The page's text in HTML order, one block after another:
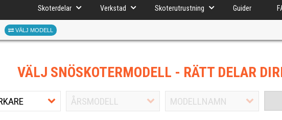
Skoterdelar Verkstad Skoterutrustning Guider
VÄLJ MODELL
VÄLJ SNÖSKOTERMODELL - RÄTT DELAR